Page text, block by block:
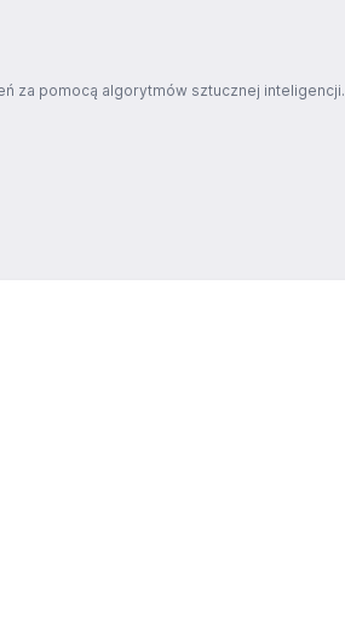
za pomocą algorytmów sztucznej inteligencji.